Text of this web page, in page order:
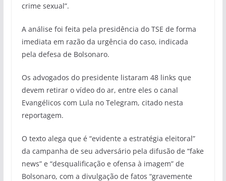
crime sexual”.
A análise foi feita pela presidência do TSE de forma
imediata em razão da urgência do caso, indicada
pela defesa de Bolsonaro.
Os advogados do presidente listaram 48 links que
devem retirar o vídeo do ar, entre eles o canal
Evangélicos com Lula no Telegram, citado nesta
reportagem.
O texto alega que é “evidente a estratégia eleitoral”
da campanha de seu adversário pela difusão de “fake
news” e “desqualificação e ofensa à imagem” de
Bolsonaro, com a divulgação de fatos “gravemente